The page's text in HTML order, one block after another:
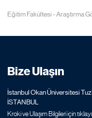
Eğitim Fakültesi - Araştırma
Bize Ulaşın
İstanbul Okan Üniversitesi
İSTANBUL
Kroki ve Ulaşım Bilgileri için